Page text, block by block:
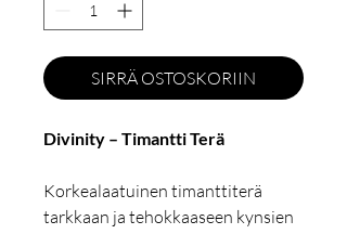
SIRRÄ OSTOSKORIIN
Divinity – Timantti Terä
Korkealaatuinen timanttiterä
tarkkaan ja tehokkaaseen kynsien